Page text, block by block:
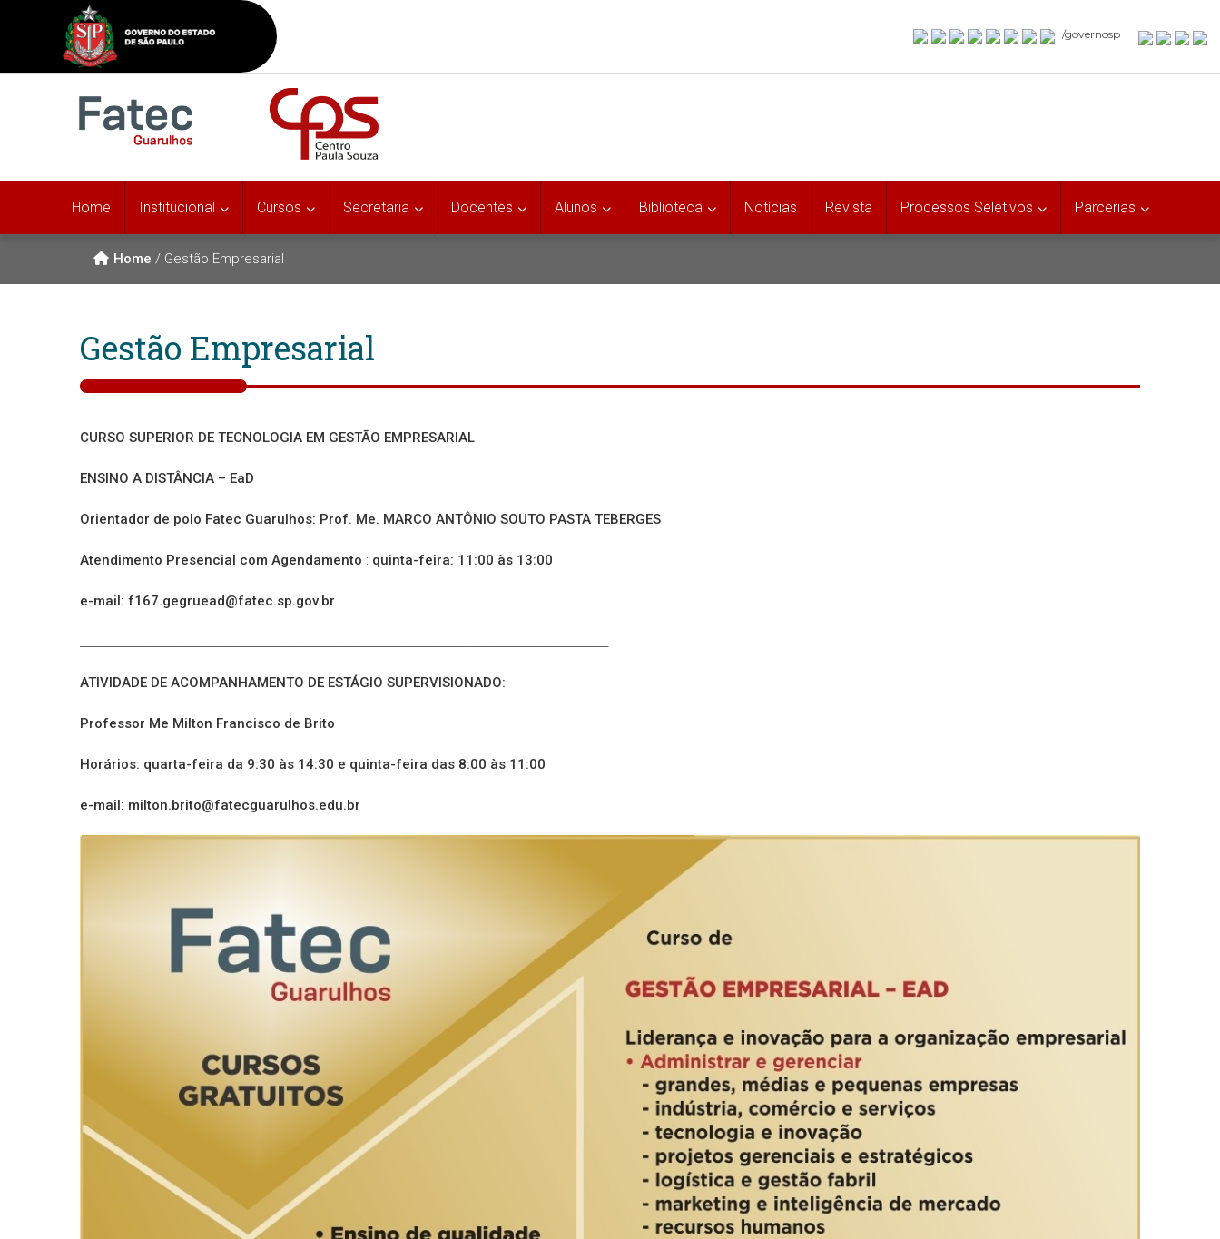
/governosp
Home Institucional Cursos Secretaria Docentes Alunos Biblioteca Notícias Revista Processos Seletivos Parcerias
Home / Gestão Empresarial
Gestão Empresarial
CURSO SUPERIOR DE TECNOLOGIA EM GESTÃO EMPRESARIAL
ENSINO A DISTÂNCIA – EaD
Orientador de polo Fatec Guarulhos: Prof. Me. MARCO ANTÔNIO SOUTO PASTA TEBERGES
Atendimento Presencial com Agendamento : quinta-feira: 11:00 às 13:00
e-mail: f167.gegruead@fatec.sp.gov.br
ATIVIDADE DE ACOMPANHAMENTO DE ESTÁGIO SUPERVISIONADO:
Professor Me Milton Francisco de Brito
Horários: quarta-feira da 9:30 às 14:30 e quinta-feira das 8:00 às 11:00
e-mail: milton.brito@fatecguarulhos.edu.br